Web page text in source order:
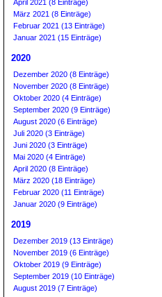
April 2021 (8 Einträge)
März 2021 (8 Einträge)
Februar 2021 (13 Einträge)
Januar 2021 (15 Einträge)
2020
Dezember 2020 (8 Einträge)
November 2020 (8 Einträge)
Oktober 2020 (4 Einträge)
September 2020 (9 Einträge)
August 2020 (6 Einträge)
Juli 2020 (3 Einträge)
Juni 2020 (3 Einträge)
Mai 2020 (4 Einträge)
April 2020 (8 Einträge)
März 2020 (18 Einträge)
Februar 2020 (11 Einträge)
Januar 2020 (9 Einträge)
2019
Dezember 2019 (13 Einträge)
November 2019 (6 Einträge)
Oktober 2019 (9 Einträge)
September 2019 (10 Einträge)
August 2019 (7 Einträge)